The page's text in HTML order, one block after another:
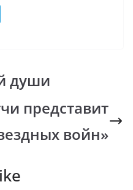
gr
a
m
души
представит
войн»